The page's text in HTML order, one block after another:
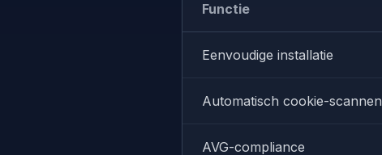
Functie
Eenvoudige installatie
Automatisch cookie-scannen
AVG-compliance